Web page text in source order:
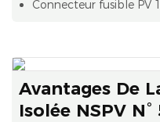
Connecteur fusible PV
Avantages De
Isolée NSPV N°